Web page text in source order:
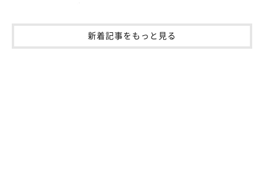
sunちゃんが「ごはんを食べたい」と要求してきたため、飼い主
新着記事をもっと見る